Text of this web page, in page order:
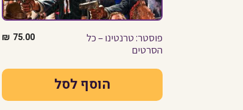
פוסטר: טרנטינו – כל
הסרטים
75.00
₪
הוסף לסל